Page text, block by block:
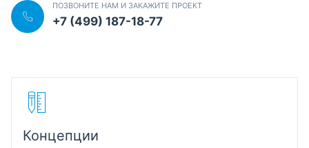
ПОЗВОНИТЕ НАМ И ЗАКАЖИТЕ ПРОЕКТ
+7 (499) 187-18-77
Концепции